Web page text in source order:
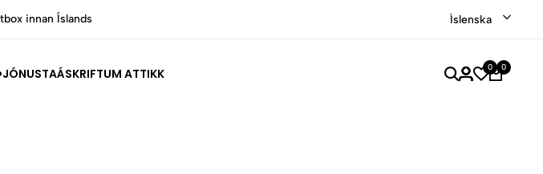
Verslaðu
Íslenska
ÁSKRIFTUM ATTIKK 0 0